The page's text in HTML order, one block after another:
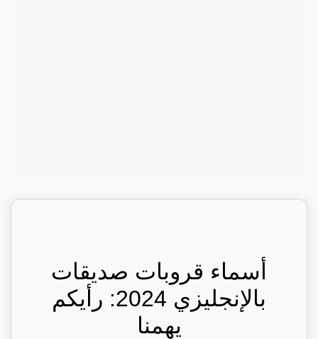
أسماء قروبات صديقات
بالإنجليزي 2024: رأيكم
يهمنا